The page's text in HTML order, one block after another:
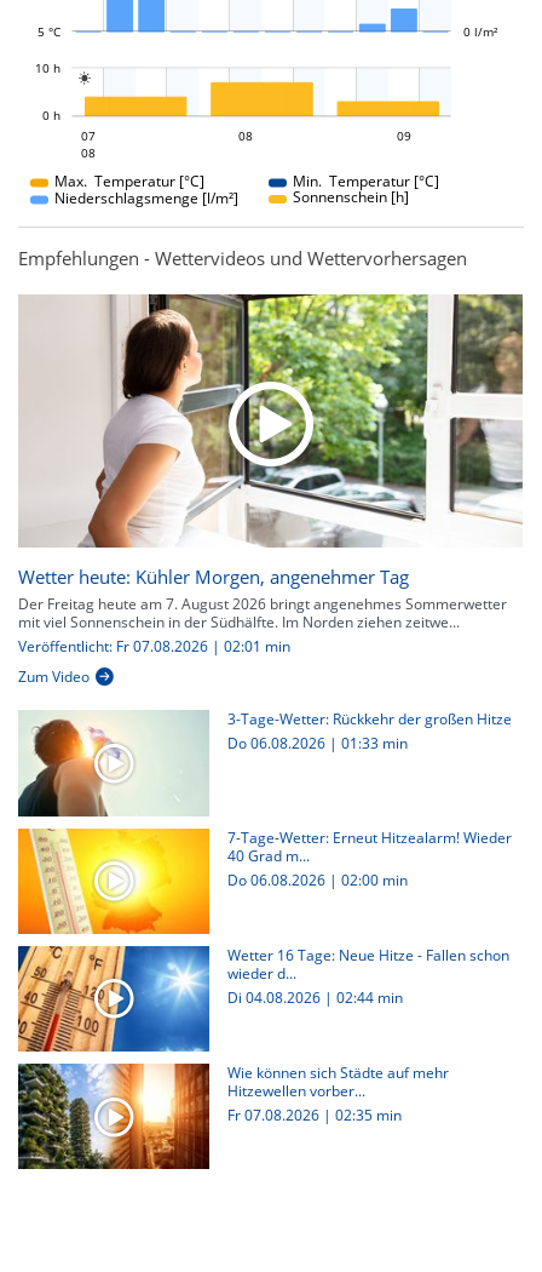
5 °C 0 l/m²

0 h
10 h
07
08
08 09
Max. Temperatur [°C]
Min. Temperatur [°C]
Niederschlagsmenge [l/m²]
Sonnenschein [h]
Empfehlungen - Wettervideos und Wettervorhersagen
Wetter heute: Kühler Morgen, angenehmer Tag
Der Freitag heute am 7. August 2026 bringt angenehmes Sommerwetter
mit viel Sonnenschein in der Südhälfte. Im Norden ziehen zeitwe...
Veröffentlicht: Fr 07.08.2026 | 02:01 min
Zum Video
3-Tage-Wetter: Rückkehr der großen Hitze
Do 06.08.2026 | 01:33 min
7-Tage-Wetter: Erneut Hitzealarm! Wieder
40 Grad m...
Do 06.08.2026 | 02:00 min
Wetter 16 Tage: Neue Hitze - Fallen schon
wieder d...
Di 04.08.2026 | 02:44 min
Wie können sich Städte auf mehr
Hitzewellen vorber...
Fr 07.08.2026 | 02:35 min